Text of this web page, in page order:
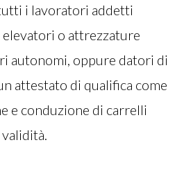
i lavoratori addetti
o attrezzature
autonomi, oppure datori di
attestato di qualifica come
e conduzione di carrelli